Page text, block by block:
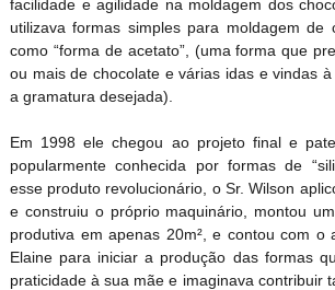
facilidade e agilidade na moldagem dos
utilizava formas simples para moldagem de
como “forma de acetato”, (uma forma que
ou mais de chocolate e várias idas e vindas
a gramatura desejada).
Em 1998 ele chegou ao projeto final e
popularmente conhecida por formas de
esse produto revolucionário, o Sr. Wilson
e construiu o próprio maquinário, montou
produtiva em apenas 20m², e contou com o
Elaine para iniciar a produção das formas
praticidade à sua mãe e imaginava contribuir